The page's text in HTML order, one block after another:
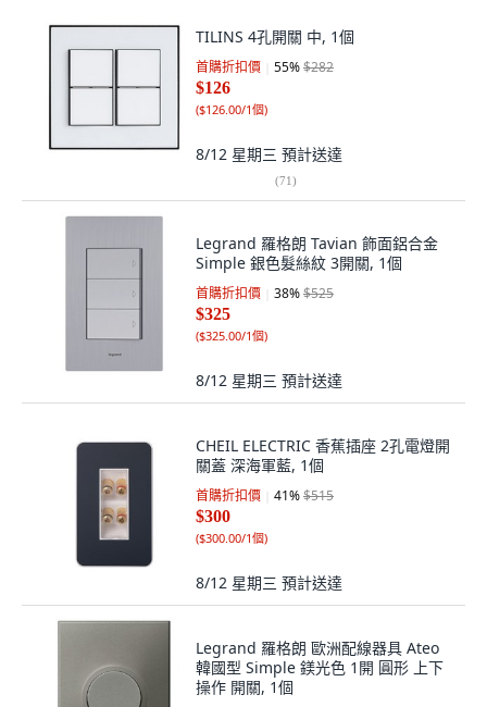
TILINS 4孔開關 中, 1個
首購折扣價 55%$282
$126
($126.00/1個)
8/12 星期三 預計送達
(71)
Legrand 羅格朗 Tavian 飾面鋁合金
Simple 銀色髮絲紋 3開關, 1個
首購折扣價 38%$525
$325
($325.00/1個)
8/12 星期三 預計送達
CHEIL ELECTRIC 香蕉插座 2孔電燈開
關蓋 深海軍藍, 1個
首購折扣價 41%$515
$300
($300.00/1個)
8/12 星期三 預計送達
Legrand 羅格朗 歐洲配線器具 Ateo
韓國型 Simple 鎂光色 1開 圓形 上下
操作 開關, 1個